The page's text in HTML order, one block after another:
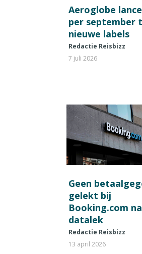
Aeroglobe
per september
nieuwe labels
Redactie Reisbizz
7 juli 2026
Geen
gelekt bij
Booking.com na
datalek
Redactie Reisbizz
13 april 2026